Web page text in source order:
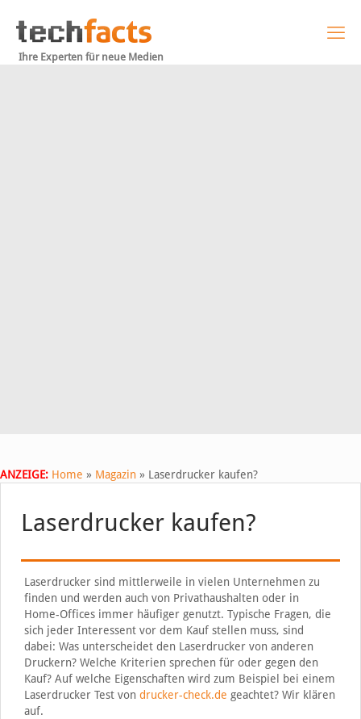
Ihre Experten für neue Medien
ANZEIGE: Home » Magazin » Laserdrucker kaufen?
Laserdrucker kaufen?
Laserdrucker sind mittlerweile in vielen Unternehmen zu
finden und werden auch von Privathaushalten oder in
Home-Offices immer häufiger genutzt. Typische Fragen, die
sich jeder Interessent vor dem Kauf stellen muss, sind
dabei: Was unterscheidet den Laserdrucker von anderen
Druckern? Welche Kriterien sprechen für oder gegen den
Kauf? Auf welche Eigenschaften wird zum Beispiel bei einem
Laserdrucker Test von drucker-check.de geachtet? Wir klären
auf.